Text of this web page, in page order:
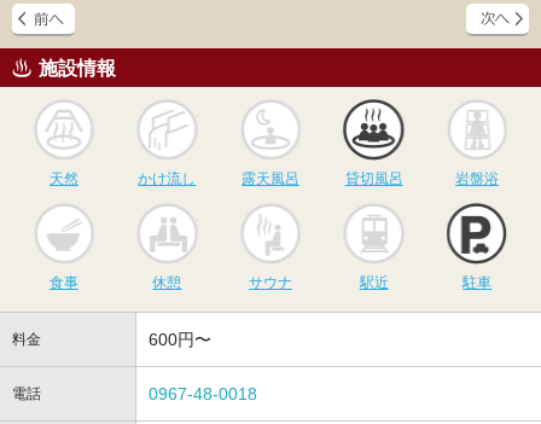
施設情報
天然
かけ流し
かけ流し
露天風呂
露天風呂
貸切風呂
貸切風呂 岩盤浴
食事 休憩
サウナ
サウナ 駅近 駐車
料金 600円〜
電話 0967-48-0018